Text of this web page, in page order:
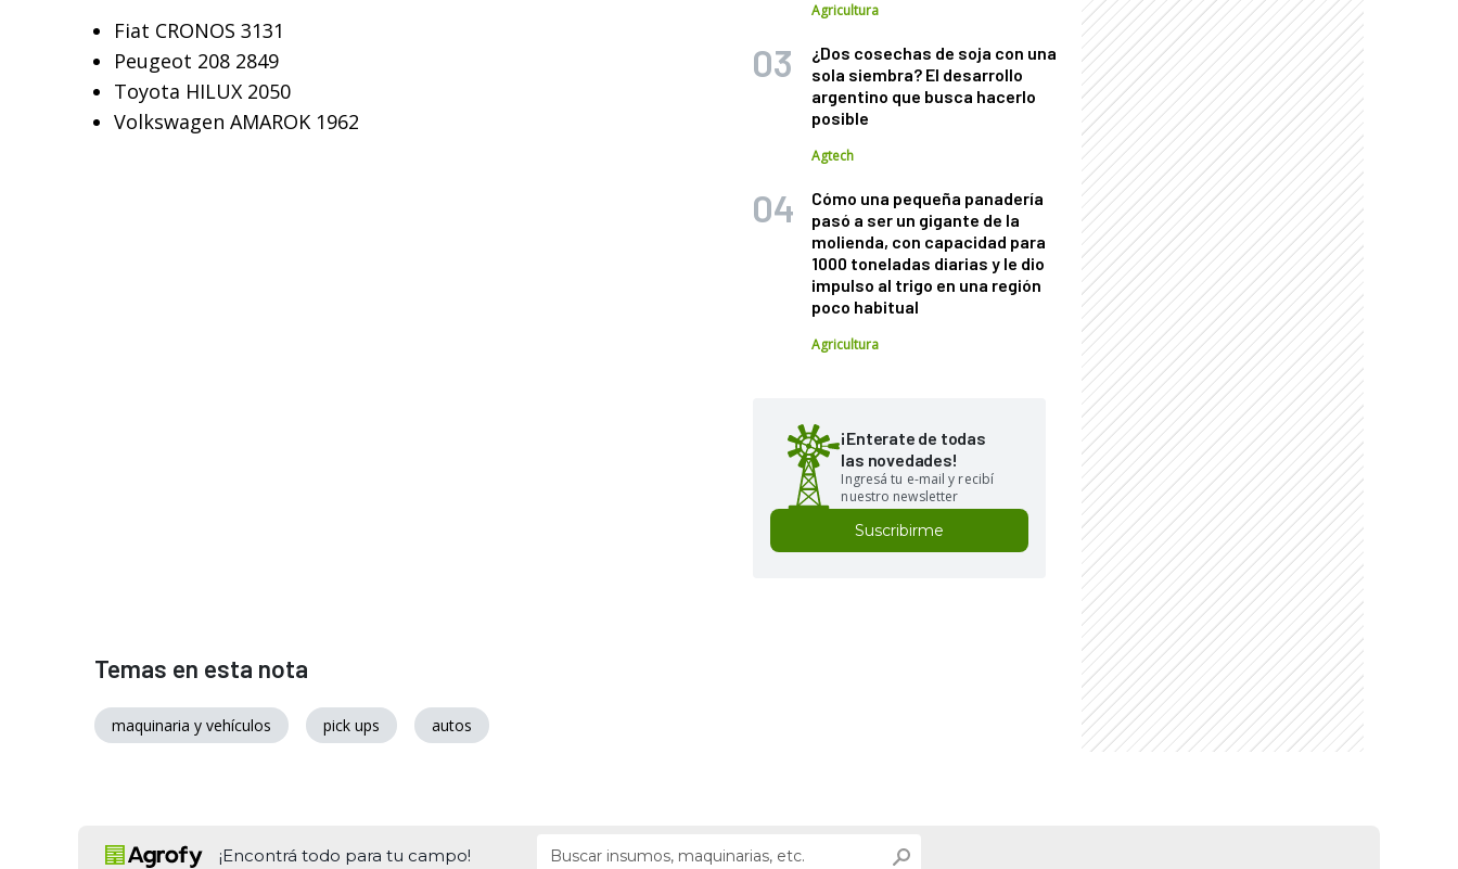
Fiat CRONOS 3131
Peugeot 208 2849
Toyota HILUX 2050
Volkswagen AMAROK 1962
Agricultura
¿Dos cosechas de soja con una
sola siembra? El desarrollo
argentino que busca hacerlo
posible
Agtech
Cómo una pequeña panadería
pasó a ser un gigante de la
molienda, con capacidad para
1000 toneladas diarias y le dio
impulso al trigo en una región
poco habitual
Agricultura
¡Enterate de todas
las novedades!
Ingresá tu e-mail y recibí
nuestro newsletter
Suscribirme
Temas en esta nota
maquinaria y vehículos pick ups autos
¡Encontrá todo para tu campo!